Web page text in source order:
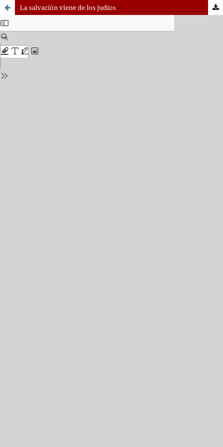
La salvación viene de los judíos